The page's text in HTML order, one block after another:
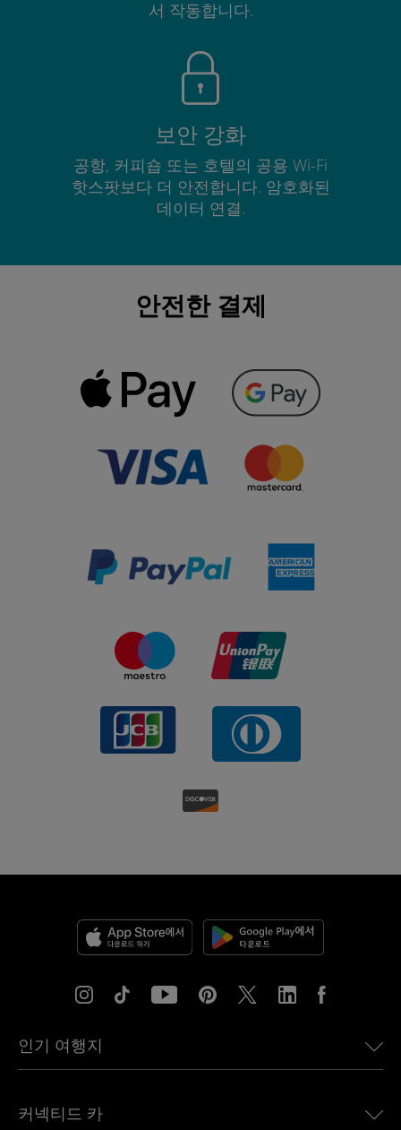
서 작동합니다.
보안 강화
공항, 커피숍 또는 호텔의 공용 Wi-Fi
핫스팟보다 더 안전합니다. 암호화된
데이터 연결.
안전한 결제
인기 여행지
유럽용 eSIM
커넥티드 카